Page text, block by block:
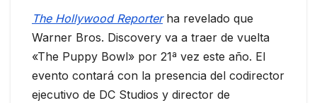
The Hollywood Reporterha revelado que
Warner Bros. Discovery va a traer de vuelta
«The Puppy Bowl» por 21ª vez este año. El
evento contará con la presencia del codirector
ejecutivo de DC Studios y director de